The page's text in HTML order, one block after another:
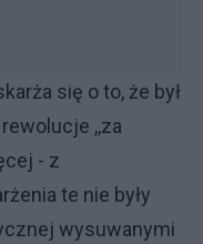
się o to, że był
,,za
- z
te nie były
wysuwanymi